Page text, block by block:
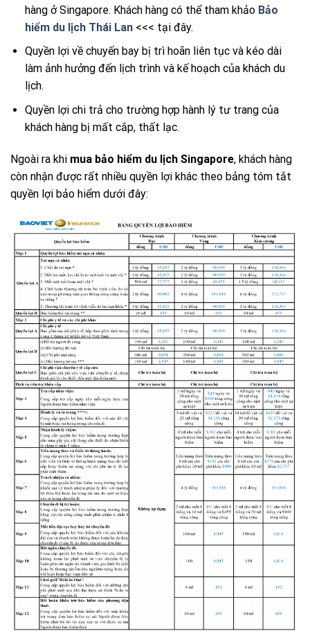
hàng ở Singapore. Khách hàng có thể tham khảo Bảo
hiểm du lịch Thái Lan<<< tại đây.
Quyền lợi về chuyến bay bị trì hoãn liên tục và kéo dài
làm ảnh hưởng đến lịch trình và kế hoạch của khách du
lịch.
Quyền lợi chi trả cho trường hợp hành lý tư trang của
khách hàng bị mất cắp, thất lạc.
Ngoài ra khi mua bảo hiểm du lịch Singapore, khách hàng
còn nhận được rất nhiều quyền lợi khác theo bảng tóm tắt
quyền lợi bảo hiểm dưới đây: